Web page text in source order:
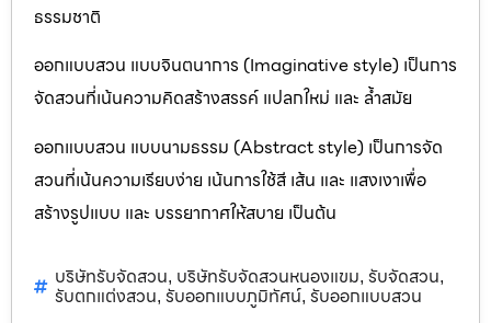
ธรรมชาติ
ออกแบบสวน แบบจินตนาการ (Imaginative style) เป็นการ
จัดสวนที่เน้นความคิดสร้างสรรค์ แปลกใหม่ และ ล้ำสมัย
ออกแบบสวน แบบนามธรรม (Abstract style) เป็นการจัด
สวนที่เน้นความเรียบง่าย เน้นการใช้สี เส้น และ แสงเงาเพื่อ
สร้างรูปแบบ และ บรรยากาศให้สบาย เป็นต้น
บริษัทรับจัดสวน, บริษัทรับจัดสวนหนองแขม, รับจัดสวน,
รับตกแต่งสวน, รับออกแบบภูมิทัศน์, รับออกแบบสวน